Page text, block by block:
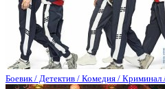
Боевик / Детектив / Комедия /